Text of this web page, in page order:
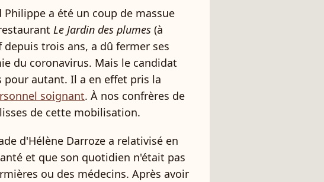
a été un coup de massue
Le Jardin des plumes (à
trois ans, a dû fermer ses
du coronavirus. Mais le candidat
pour autant. Il a en effet pris la
soignant. À nos confrères de
de cette mobilisation.
d'Hélène Darroze a relativisé en
et que son quotidien n'était pas
ou des médecins. Après avoir